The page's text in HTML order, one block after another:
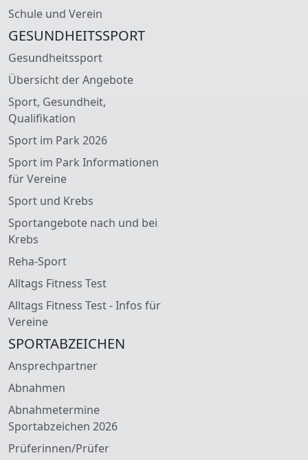
Schule und Verein
GESUNDHEITSSPORT
Gesundheitssport
Übersicht der Angebote
Sport, Gesundheit,
Qualifikation
Sport im Park 2026
Sport im Park Informationen
für Vereine
Sport und Krebs
Sportangebote nach und bei
Krebs
Reha-Sport
Alltags Fitness Test
Alltags Fitness Test - Infos für
Vereine
SPORTABZEICHEN
Ansprechpartner
Abnahmen
Abnahmetermine
Sportabzeichen 2026
Prüferinnen/Prüfer